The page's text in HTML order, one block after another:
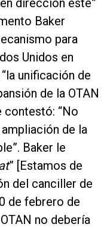
dirección este”
Baker
para
Unidos en
unificación de
de la OTAN
contestó: “No
de la
Baker le
” [Estamos de
del canciller de
de febrero de
no debería